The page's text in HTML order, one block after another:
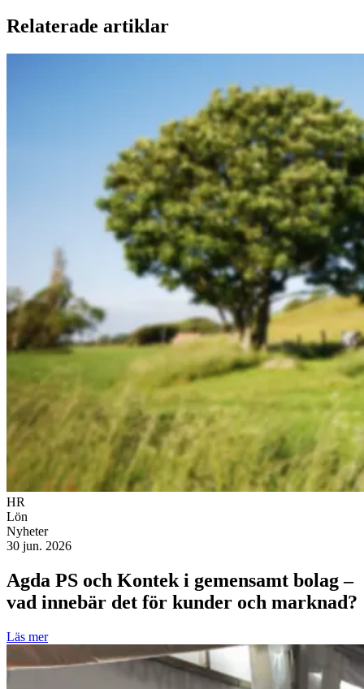
Relaterade artiklar
HR
Lön
Nyheter
30 jun. 2026
Agda PS och Kontek i gemensamt bolag –
vad innebär det för kunder och marknad?
Läs mer